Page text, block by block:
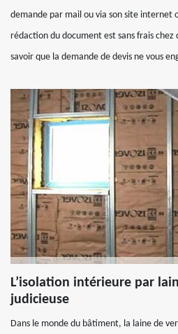
demande par mail ou via son site internet
rédaction du document est sans frais chez
savoir que la demande de devis ne vous
L’isolation intérieure par
judicieuse
Dans le monde du bâtiment, la laine de